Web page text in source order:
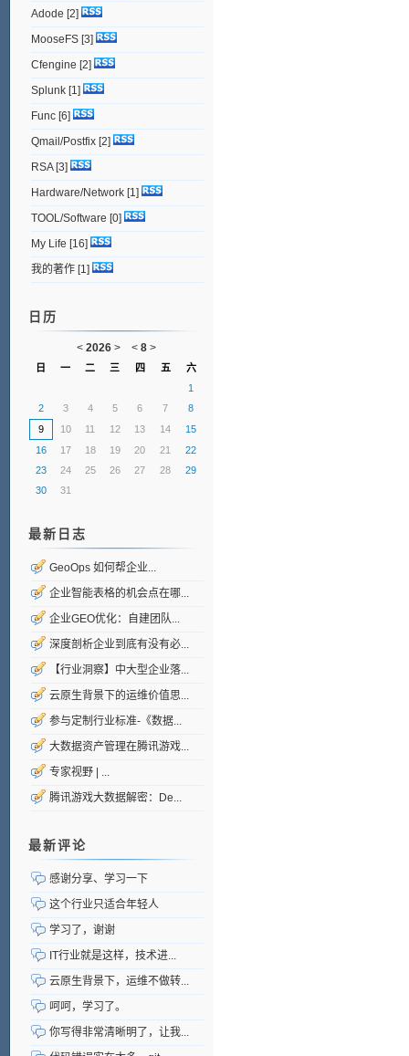
Adode [2]
MooseFS[3]
Cfengine [2]
Splunk[1]
Func[6]
Qmail/Postfix[2]
RSA[3]
Hardware/Network[1]
TOOL/Software [0]
My Life [16]
我的著作[1]
日历
< 2026 > < 8 >
日 一 二 三 四 五
六
1
2
3 4 5 6 7
8
9
10 11 12 13 14
15
16
17 18 19 20 21
22
23
24 25 26 27 28
29
30
31
最新日志
GeoOps 如何帮企业...
企业智能表格的机会点在哪...
企业GEO优化：自建团队...
深度剖析企业到底有没有必...
【行业洞察】中大型企业落...
云原生背景下的运维价值思...
参与定制行业标准-《数据...
大数据资产管理在腾讯游戏...
专家视野 | ...
腾讯游戏大数据解密：De...
最新评论
感谢分享、学习一下
这个行业只适合年轻人
学习了，谢谢
IT行业就是这样，技术进...
云原生背景下，运维不做转...
呵呵，学习了。
你写得非常清晰明了，让我...